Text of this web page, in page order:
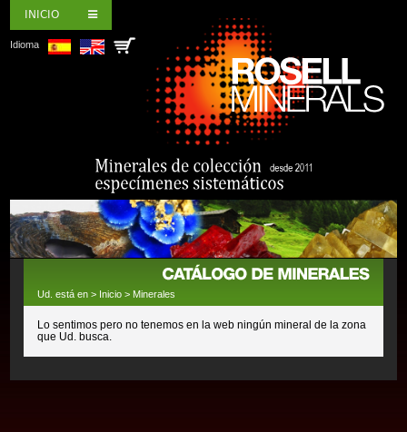
INICIO
Idioma
Ud. está en > Inicio > Minerales
Lo sentimos pero no tenemos en la web ningún mineral de la zona
que Ud. busca.